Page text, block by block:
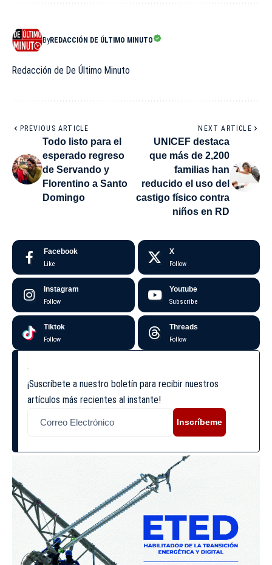
ByREDACCIÓN DE ÚLTIMO MINUTO
Redacción de De Último Minuto
PREVIOUS ARTICLE
Todo listo para el
esperado regreso
de Servando y
Florentino a Santo
Domingo
NEXT ARTICLE
UNICEF destaca
que más de 2,200
familias han
reducido el uso del
castigo físico contra
niños en RD
Facebook
Like
X
Follow
Instagram
Follow
Youtube
Subscribe
Tiktok
Follow
Threads
Follow
¡Suscríbete a nuestro boletín para recibir nuestros
artículos más recientes al instante!
Inscríbeme